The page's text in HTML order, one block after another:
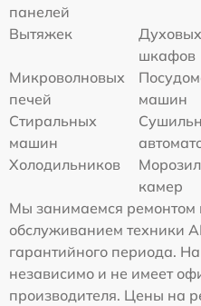
панелей
Вытяжек
Духовых
шкафов
Микроволновых
печей
машин
Стиральных
машин
Холодильников
камер
Мы занимаемся ремонтом
обслуживанием техники
гарантийного периода.
независимо и не имеет
производителя. Цены на